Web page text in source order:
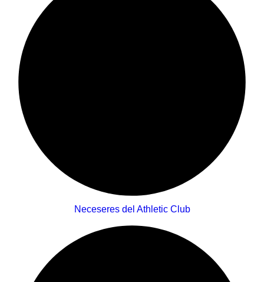
Neceseres del Athletic Club